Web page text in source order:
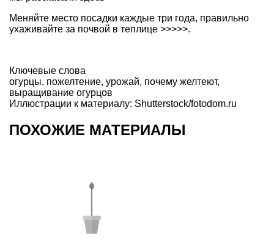
Меняйте место посадки каждые три года, правильно
ухаживайте за почвой в теплице >>>>>.
Ключевые слова
огурцы, пожелтение, урожай, почему желтеют,
выращивание огурцов
Иллюстрации к материалу: Shutterstock/fotodom.ru
ПОХОЖИЕ МАТЕРИАЛЫ